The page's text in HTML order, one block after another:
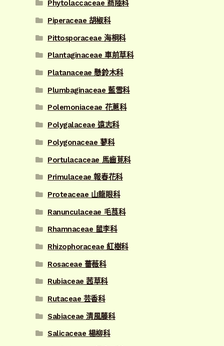
Phytolaccaceae 商陸科
Piperaceae 胡椒科
Pittosporaceae 海桐科
Plantaginaceae 車前草科
Platanaceae 懸鈴木科
Plumbaginaceae 藍雪科
Polemoniaceae 花蔥科
Polygalaceae 遠志科
Polygonaceae 蓼科
Portulacaceae 馬齒莧科
Primulaceae 報春花科
Proteaceae 山龍眼科
Ranunculaceae 毛茛科
Rhamnaceae 鼠李科
Rhizophoraceae 紅樹科
Rosaceae 薔薇科
Rubiaceae 茜草科
Rutaceae 芸香科
Sabiaceae 清風藤科
Salicaceae 楊柳科